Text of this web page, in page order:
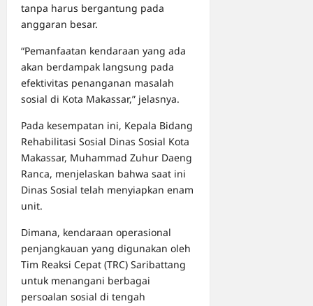
tanpa harus bergantung pada
anggaran besar.
“Pemanfaatan kendaraan yang ada
akan berdampak langsung pada
efektivitas penanganan masalah
sosial di Kota Makassar,” jelasnya.
Pada kesempatan ini, Kepala Bidang
Rehabilitasi Sosial Dinas Sosial Kota
Makassar, Muhammad Zuhur Daeng
Ranca, menjelaskan bahwa saat ini
Dinas Sosial telah menyiapkan enam
unit.
Dimana, kendaraan operasional
penjangkauan yang digunakan oleh
Tim Reaksi Cepat (TRC) Saribattang
untuk menangani berbagai
persoalan sosial di tengah